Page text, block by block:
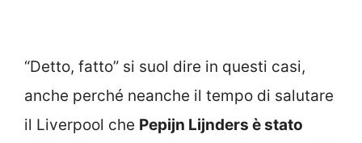
“Detto, fatto” si suol dire in questi casi,
anche perché neanche il tempo di salutare
il Liverpool che Pepijn Lijnders è stato